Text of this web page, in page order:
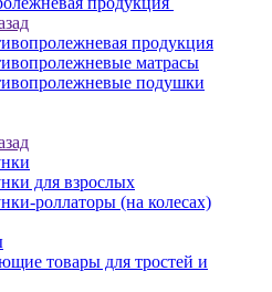
продукция
матрасы
подушки
для взрослых
роллаторы (на колесах)
товары для тростей и